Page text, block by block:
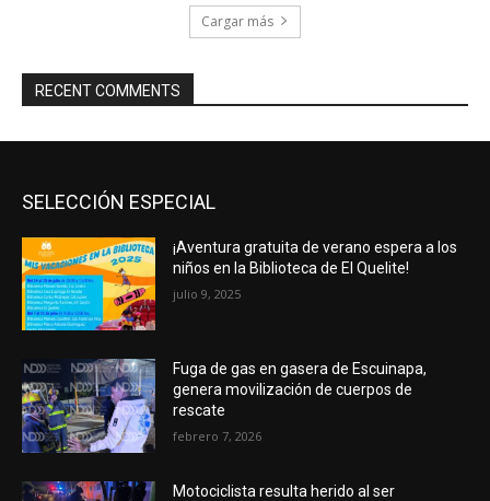
Cargar más
RECENT COMMENTS
SELECCIÓN ESPECIAL
¡Aventura gratuita de verano espera a los
niños en la Biblioteca de El Quelite!
julio 9, 2025
Fuga de gas en gasera de Escuinapa,
genera movilización de cuerpos de
rescate
febrero 7, 2026
Motociclista resulta herido al ser